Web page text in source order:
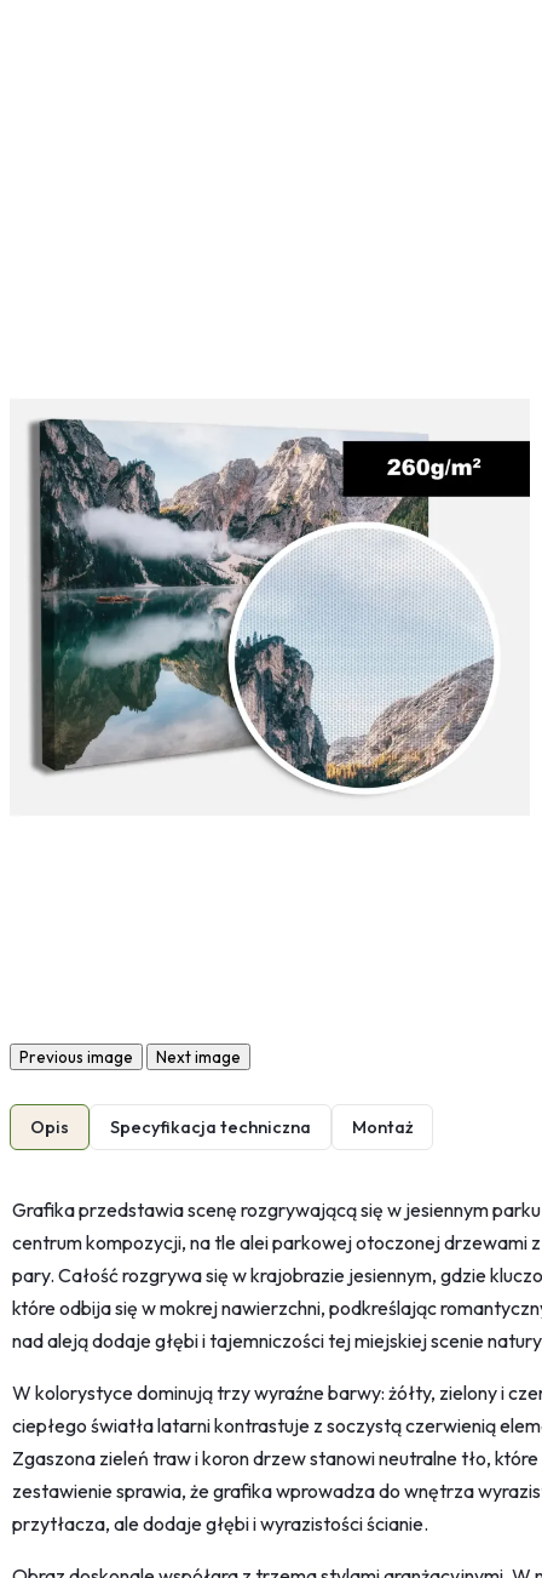
Previous image Next image
Opis Specyfikacja techniczna Montaż
Grafika przedstawia scenę rozgrywającą się w jesiennym
centrum kompozycji, na tle alei parkowej otoczonej drzewami
pary. Całość rozgrywa się w krajobrazie jesiennym, gdzie
które odbija się w mokrej nawierzchni, podkreślając
nad aleją dodaje głębi i tajemniczości tej miejskiej scenie
W kolorystyce dominują trzy wyraźne barwy: żółty, zielony i
ciepłego światła latarni kontrastuje z soczystą czerwienią
Zgaszona zieleń traw i koron drzew stanowi neutralne tło,
zestawienie sprawia, że grafika wprowadza do wnętrza
przytłacza, ale dodaje głębi i wyrazistości ścianie.